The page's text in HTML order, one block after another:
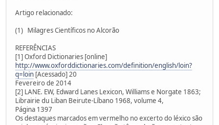
Artigo relacionado:
(1) Milagres Científicos no Alcorão
REFERÊNCIAS
[1] Oxford Dictionaries [online]
http://www.oxforddictionaries.com/definition/english/loin?
q=loin [Acessado] 20
Fevereiro de 2014
[2] LANE. EW, Edward Lanes Lexicon, Williams e Norgate 1863;
Librairie du Liban Beirute-Líbano 1968, volume 4,
Página 1397
Os destaques marcados em vermelho no excerto do léxico são